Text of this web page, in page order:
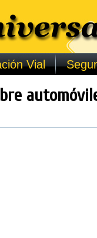
Vial